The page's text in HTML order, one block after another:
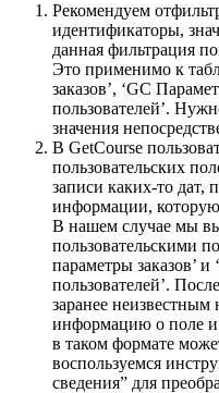
Рекомендуем
идентификаторы,
данная фильтрация
Это применимо к
заказов’, ‘GC
пользователей’.
значения
В GetCourse
пользовательских
записи каких-то дат,
информации, которую
В нашем случае мы
пользовательскими
параметры заказов’
пользователей’.
заранее неизвестным
информацию о поле и
в таком формате
воспользуемся
сведения” для